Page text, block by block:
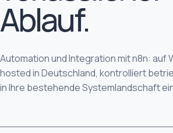
Ablauf.
Automation und Integration mit n8n: auf
hosted in Deutschland, kontrolliert
in Ihre bestehende Systemlandschaft